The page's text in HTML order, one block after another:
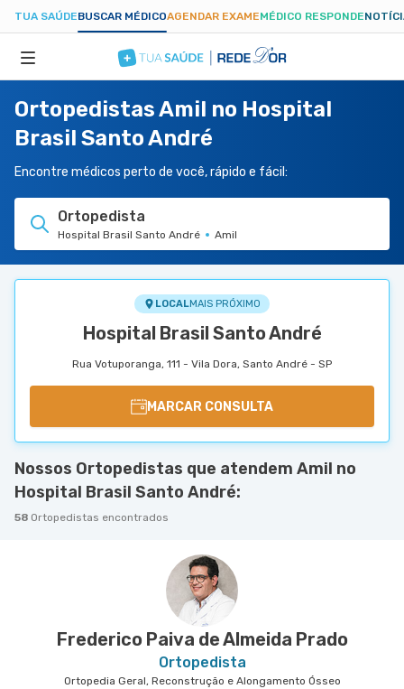
TUA SAÚDEBUSCAR MÉDICOAGENDAR EXAMEMÉDICO RESPONDE
ESPECIALIDADES
HOSPITAIS
TUASAUDE.COM
Ortopedistas Amil no Hospital
Brasil Santo André
Encontre médicos perto de você, rápido e fácil:
Ortopedista
Hospital Brasil Santo André Amil
LOCALMAIS PRÓXIMO
Hospital Brasil Santo André
Rua Votuporanga, 111 - Vila Dora, Santo André - SP
MARCAR CONSULTA
Nossos Ortopedistas que atendem Amil no
Hospital Brasil Santo André:
58 Ortopedistas encontrados
Frederico Paiva de Almeida Prado
Ortopedista
Ortopedia Geral, Reconstrução e Alongamento Ósseo